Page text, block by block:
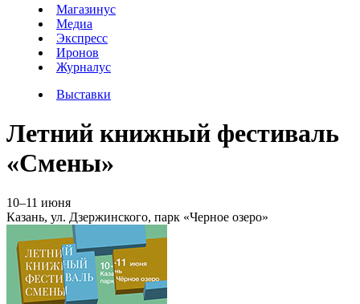
Магазинус
Медиа
Экспресс
Иронов
Журналус
Выставки
Летний книжный фестиваль
«Смены»
10–11 июня
Казань, ул. Дзержинского, парк «Черное озеро»